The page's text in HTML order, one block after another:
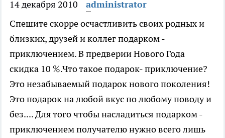
14 декабря 2010
administrator
Спешите скорре осчастливить своих родных и
близких, друзей и коллег подарком -
приключением. В предверии Нового Года
скидка 10 %.Что такое подарок- приключение?
Это незабываемый подарок нового поколения!
Это подарок на любой вкус по любому поводу и
без.... Для того чтобы насладиться подарком -
приключением получателю нужно всего лишь